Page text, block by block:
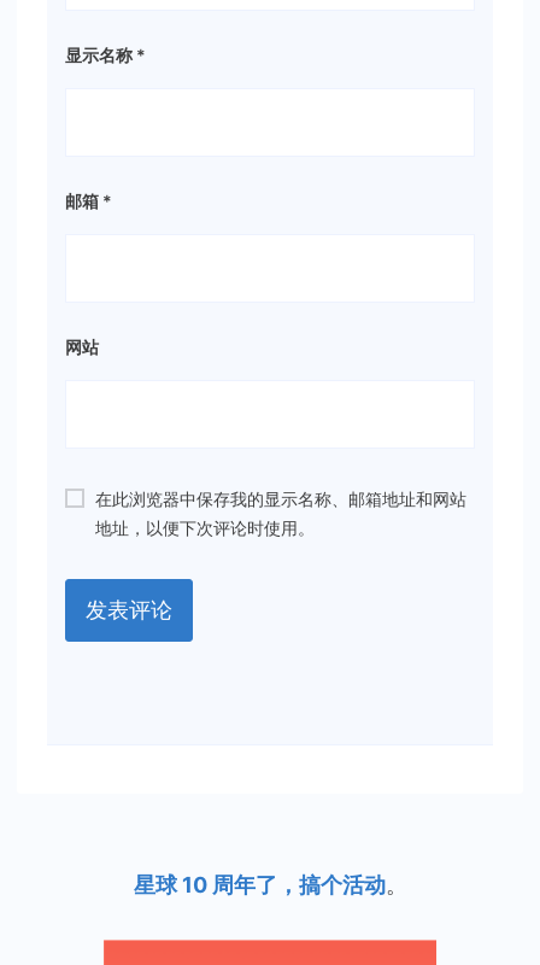
显示名称 *
邮箱 *
网站
在此浏览器中保存我的显示名称、邮箱地址和网站
地址，以便下次评论时使用。
星球 10 周年了，搞个活动。